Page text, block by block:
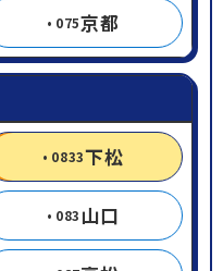
075京都
0833下松
083 山口